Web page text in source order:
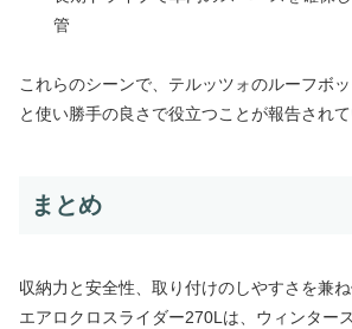
管
これらのシーンで、テルッツォのルーフボ
と使い勝手の良さで役立つことが報告されて
まとめ
収納力と安全性、取り付けのしやすさを兼
エアロクロスライダー270Lは、ウィンター